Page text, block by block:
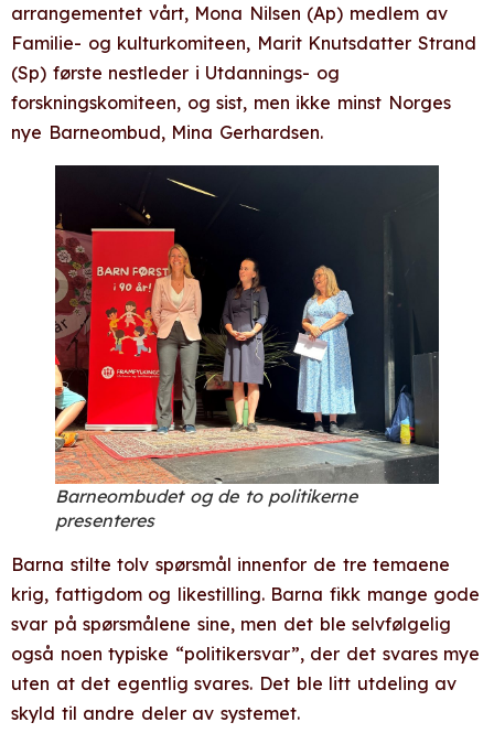
arrangementet vårt, Mona Nilsen (Ap) medlem av
Familie- og kulturkomiteen, Marit Knutsdatter Strand
(Sp) første nestleder i Utdannings- og
forskningskomiteen, og sist, men ikke minst Norges
nye Barneombud, Mina Gerhardsen.
Barneombudet og de to politikerne
presenteres
Barna stilte tolv spørsmål innenfor de tre temaene
krig, fattigdom og likestilling. Barna fikk mange gode
svar på spørsmålene sine, men det ble selvfølgelig
også noen typiske “politikersvar”, der det svares mye
uten at det egentlig svares. Det ble litt utdeling av
skyld til andre deler av systemet.